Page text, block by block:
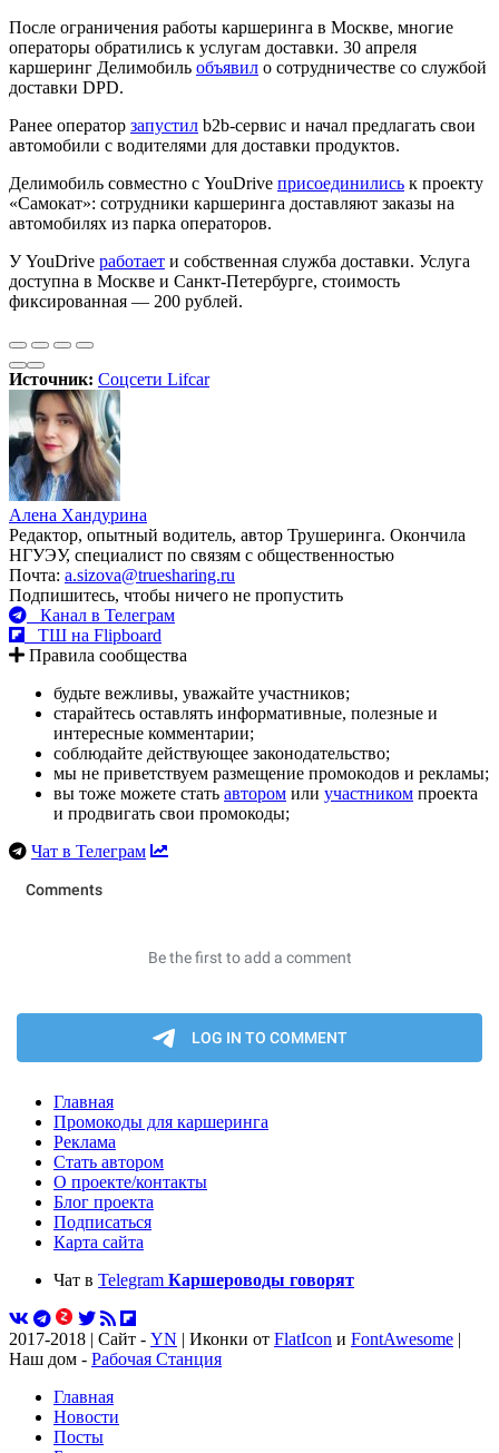
После ограничения работы каршеринга в Москве, многие
операторы обратились к услугам доставки. 30 апреля
каршеринг Делимобиль объявил о сотрудничестве со службой
доставки DPD.
Ранее оператор запустил b2b-сервис и начал предлагать свои
автомобили с водителями для доставки продуктов.
Делимобиль совместно с YouDrive присоединились к проекту
«Самокат»: сотрудники каршеринга доставляют заказы на
автомобилях из парка операторов.
У YouDrive работает и собственная служба доставки. Услуга
доступна в Москве и Санкт-Петербурге, стоимость
фиксированная — 200 рублей.
Источник: Соцсети Lifcar
Алена Хандурина
Редактор, опытный водитель, автор Трушеринга. Окончила
НГУЭУ, специалист по связям с общественностью
Почта: a.sizova@truesharing.ru
Подпишитесь, чтобы ничего не пропустить
Канал в Телеграм
ТШ на Flipboard
Правила сообщества
будьте вежливы, уважайте участников;
старайтесь оставлять информативные, полезные и
интересные комментарии;
соблюдайте действующее законодательство;
мы не приветствуем размещение промокодов и рекламы;
вы тоже можете стать автором или участником проекта
и продвигать свои промокоды;
Чат в Телеграм
Главная
Промокоды для каршеринга
Реклама
Стать автором
О проекте/контакты
Блог проекта
Подписаться
Карта сайта
Чат в Telegram Каршероводы говорят
2017-2018 | Сайт - YN | Иконки от FlatIcon и FontAwesome |
Наш дом - Рабочая Станция
Главная
Новости
Посты